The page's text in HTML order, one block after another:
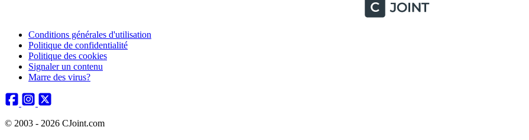
Conditions générales d'utilisation
Politique de confidentialité
Politique des cookies
Signaler un contenu
Marre des virus?
© 2003 - 2026 CJoint.com